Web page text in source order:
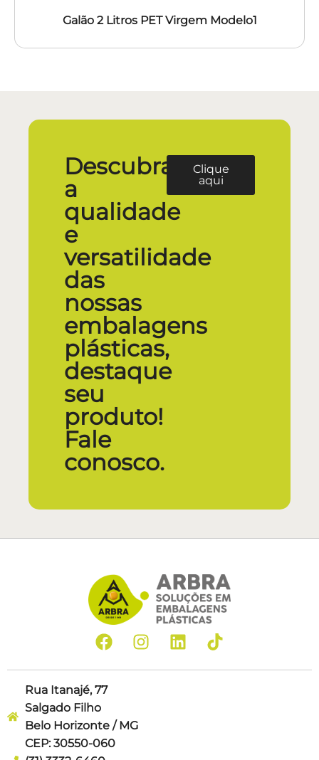
Galão 2 Litros PET Virgem Modelo1
Descubra
a
qualidade
e
versatilidade
das
nossas
embalagens
plásticas,
destaque
seu
produto!
Fale
conosco.
Clique
aqui
Rua Itanajé, 77
Salgado Filho
Belo Horizonte / MG
CEP: 30550-060